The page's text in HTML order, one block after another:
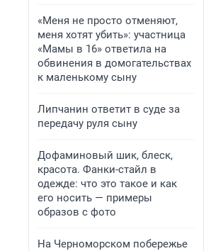
«Меня не просто отменяют,
меня хотят убить»: участница
«Мамы в 16» ответила на
обвинения в домогательствах
к маленькому сыну
Липчанин ответит в суде за
передачу руля сыну
Дофаминовый шик, блеск,
красота. Фанки-стайл в
одежде: что это такое и как
его носить — примеры
образов с фото
На Черноморском побережье